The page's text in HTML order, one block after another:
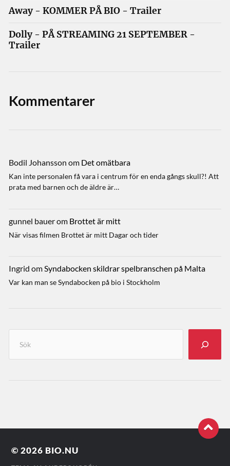
Away - KOMMER PÅ BIO - Trailer
Dolly - PÅ STREAMING 21 SEPTEMBER -
Trailer
Kommentarer
Bodil Johansson om Det omätbara
Kan inte personalen få vara i centrum för en enda gångs skull?! Att
prata med barnen och de äldre är…
gunnel bauerom Brottet är mitt
När visas filmen Brottet är mitt Dagar och tider
Ingrid omSyndabocken skildrar spelbranschen på Malta
Var kan man se Syndabocken på bio i Stockholm
© 2026 BIO.NU